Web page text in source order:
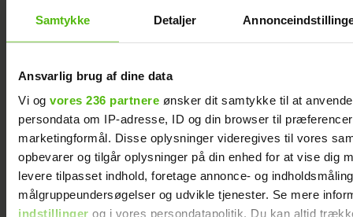
Samtykke Detaljer
Ansvarlig brug af dine data
Vi og vores 236 partnere ønsker dit samtykke til at
persondata om IP-adresse, ID og din browser til
marketingformål. Disse oplysninger videregives til vores
opbevarer og tilgår oplysninger på din enhed for at vise dig
levere tilpasset indhold, foretage annonce- og
målgruppeundersøgelser og udvikle tjenester. Se mere
indstillinger og i vores persondatapolitik. Du kan altid
At råbe og banke i bordet var helt almindeligt
for Maria Jencel, men én sætning ændrede
det